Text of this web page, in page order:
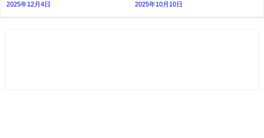
2025年12月4日 2025年10月10日